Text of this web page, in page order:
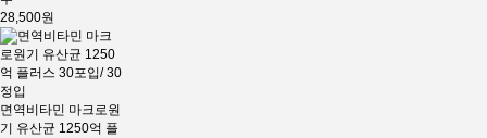
28,500원
면역비타민 마크로원
기 유산균 1250억 플